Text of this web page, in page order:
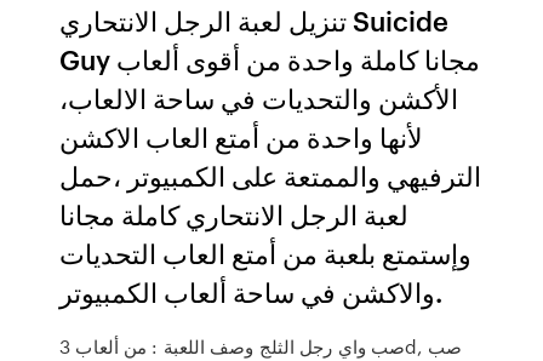
تنزيل لعبة الرجل الانتحاري Suicide
Guy مجانا كاملة واحدة من أقوى ألعاب
الأكشن والتحديات في ساحة الالعاب،
لأنها واحدة من أمتع العاب الاكشن
الترفيهي والممتعة على الكمبيوتر ،حمل
لعبة الرجل الانتحاري كاملة مجانا
وإستمتع بلعبة من أمتع العاب التحديات
والاكشن في ساحة ألعاب الكمبيوتر.
صب واي رجل الثلج وصف اللعبة : من ألعاب 3d, صب